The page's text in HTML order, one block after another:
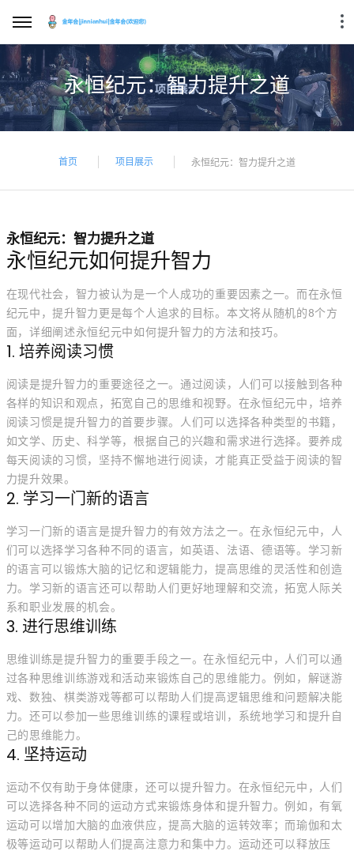
永恒纪元：智力提升之道
首页 项目展示 永恒纪元：智力提升之道
永恒纪元：智力提升之道
永恒纪元如何提升智力
在现代社会，智力被认为是一个人成功的重要因素之一。而在永恒
纪元中，提升智力更是每个人追求的目标。本文将从随机的8个方
面，详细阐述永恒纪元中如何提升智力的方法和技巧。
1. 培养阅读习惯
阅读是提升智力的重要途径之一。通过阅读，人们可以接触到各种
各样的知识和观点，拓宽自己的思维和视野。在永恒纪元中，培养
阅读习惯是提升智力的首要步骤。人们可以选择各种类型的书籍，
如文学、历史、科学等，根据自己的兴趣和需求进行选择。要养成
每天阅读的习惯，坚持不懈地进行阅读，才能真正受益于阅读的智
力提升效果。
2. 学习一门新的语言
学习一门新的语言是提升智力的有效方法之一。在永恒纪元中，人
们可以选择学习各种不同的语言，如英语、法语、德语等。学习新
的语言可以锻炼大脑的记忆和逻辑能力，提高思维的灵活性和创造
力。学习新的语言还可以帮助人们更好地理解和交流，拓宽人际关
系和职业发展的机会。
3. 进行思维训练
思维训练是提升智力的重要手段之一。在永恒纪元中，人们可以通
过各种思维训练游戏和活动来锻炼自己的思维能力。例如，解谜游
戏、数独、棋类游戏等都可以帮助人们提高逻辑思维和问题解决能
力。还可以参加一些思维训练的课程或培训，系统地学习和提升自
己的思维能力。
4. 坚持运动
运动不仅有助于身体健康，还可以提升智力。在永恒纪元中，人们
可以选择各种不同的运动方式来锻炼身体和提升智力。例如，有氧
运动可以增加大脑的血液供应，提高大脑的运转效率；而瑜伽和太
极等运动可以帮助人们提高注意力和集中力。运动还可以释放压